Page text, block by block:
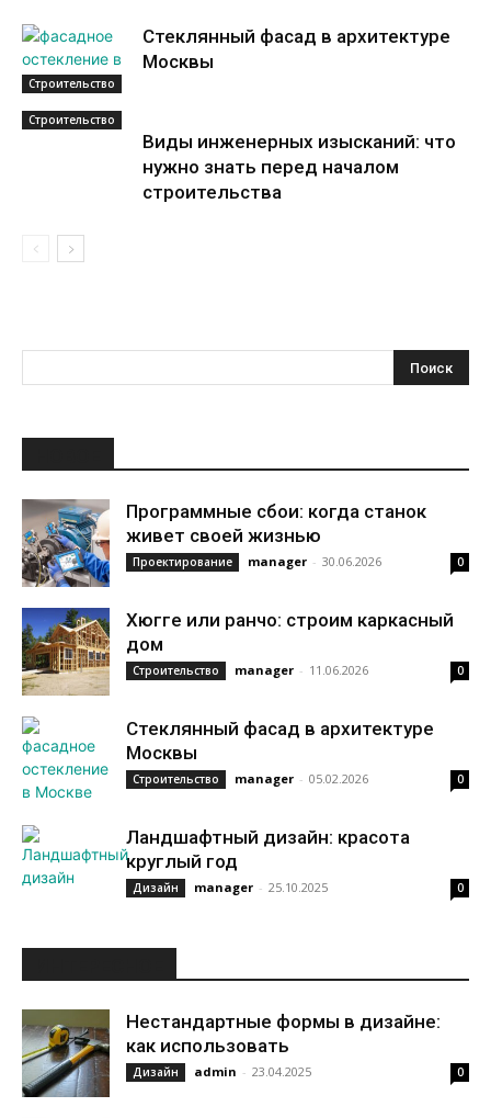
Строительство
Стеклянный фасад в архитектуре
Москвы
Строительство
Виды инженерных изысканий: что
нужно знать перед началом
строительства
Программные сбои: когда станок
живет своей жизнью
Проектирование manager - 30.06.2026 0
Хюгге или ранчо: строим каркасный
дом
Строительство manager - 11.06.2026 0
Стеклянный фасад в архитектуре
Москвы
Строительство manager - 05.02.2026 0
Ландшафтный дизайн: красота
круглый год
Дизайн manager - 25.10.2025 0
Нестандартные формы в дизайне:
как использовать
Дизайн admin - 23.04.2025 0